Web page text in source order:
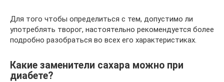
Для того чтобы определиться с тем, допустимо ли
употреблять творог, настоятельно рекомендуется более
подробно разобраться во всех его характеристиках.
Какие заменители сахара можно при
диабете?